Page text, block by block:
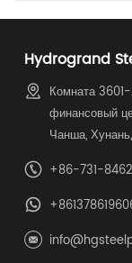
Hydrogrand
Комната
финансовый
Чанша,
+86-731-